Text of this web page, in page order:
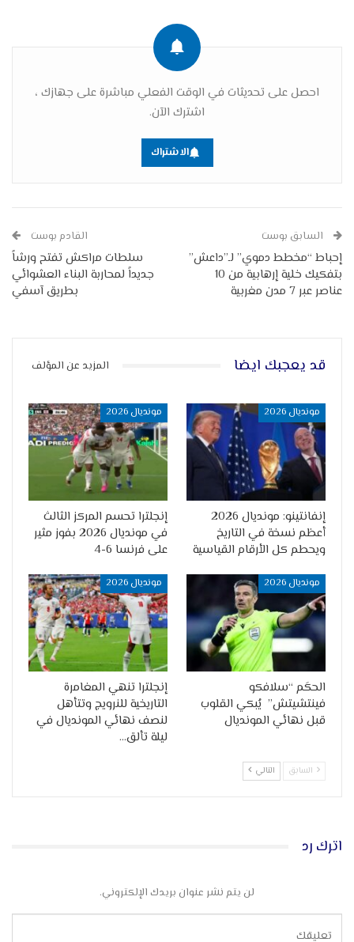
احصل على تحديثات في الوقت الفعلي مباشرة على جهازك ،
اشترك الآن.
الاشتراك
السابق بوست
إحباط “مخطط دموي” لـ”داعش”
بتفكيك خلية إرهابية من 10
عناصر عبر 7 مدن مغربية
القادم بوست
سلطات مراكش تفتح ورشاً
جديداً لمحاربة البناء العشوائي
بطريق آسفي
قد يعجبك ايضا المزيد عن المؤلف
مونديال 2026
إنفانتينو: مونديال 2026
أعظم نسخة في التاريخ
ويحطم كل الأرقام القياسية
مونديال 2026
إنجلترا تحسم المركز الثالث
في مونديال 2026 بفوز مثير
على فرنسا 6-4
مونديال 2026
الحكَم “سلافكو
فينتشيتش” يُبكي القلوب
قبل نهائي المونديال
مونديال 2026
إنجلترا تنهي المغامرة
التاريخية للنرويج وتتأهل
لنصف نهائي المونديال في
ليلة تألق…
السابق التالي
اترك رد
لن يتم نشر عنوان بريدك الإلكتروني.